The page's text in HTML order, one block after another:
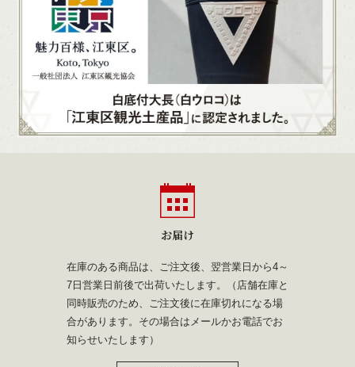
お届け
在庫のある商品は、ご注文後、翌営業日から4～
7日営業日前後で出荷いたします。（店舗在庫と
同時販売のため、ご注文後に在庫切れになる場
合があります。その場合はメールかお電話でお
知らせいたします）